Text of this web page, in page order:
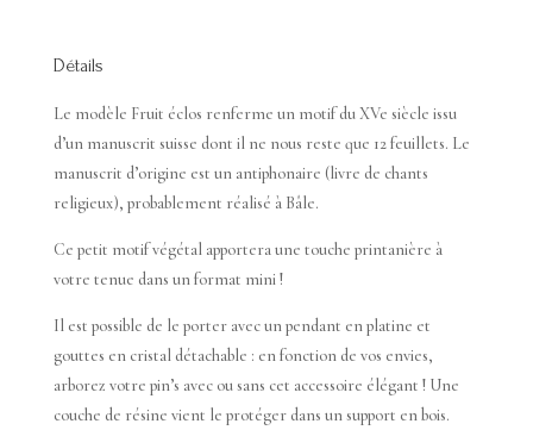
Détails
Le modèle Fruit éclos renferme un motif du XVe siècle issu
d’un manuscrit suisse dont il ne nous reste que 12 feuillets. Le
manuscrit d’origine est un antiphonaire (livre de chants
religieux), probablement réalisé à Bâle.
Ce petit motif végétal apportera une touche printanière à
votre tenue dans un format mini !
Il est possible de le porter avec un pendant en platine et
gouttes en cristal détachable : en fonction de vos envies,
arborez votre pin’s avec ou sans cet accessoire élégant ! Une
couche de résine vient le protéger dans un support en bois.